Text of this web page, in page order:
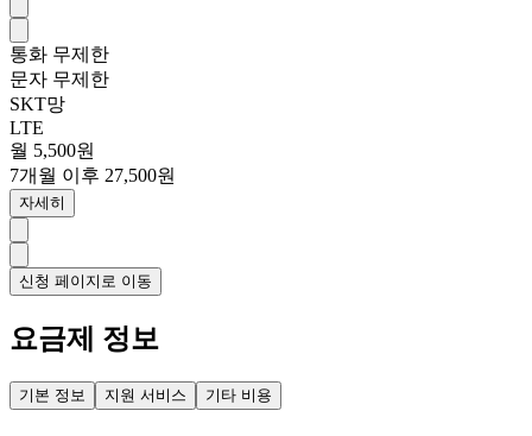
통화 무제한
문자 무제한
SKT망
LTE
월 5,500원
7개월 이후 27,500원
자세히
신청 페이지로 이동
요금제 정보
기본 정보 지원 서비스 기타 비용